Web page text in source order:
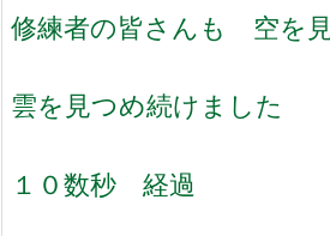
修練者の皆さんも 空を
雲を見つめ続けました
１０数秒 経過